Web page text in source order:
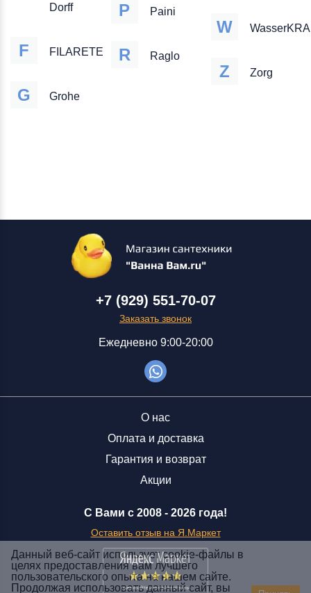
Dorff
F FILARETE
G Grohe
P Paini
R Raglo
W
Z Zorg
+7 (929) 551-70-07
Заказать звонок
Ежедневно 9:00-20:00
С Вами с 2008 - 2026 года!
Оставить отзыв на Я.Маркет
О нас
Оплата и доставка
Гарантия и возврат
Акции
Заказать звонок
Данный веб-сайт использует cookie-файлы в
целях предоставления вам лучшего
пользовательского опыта на нашем сайте.
Продолжая использовать данный сайт, вы